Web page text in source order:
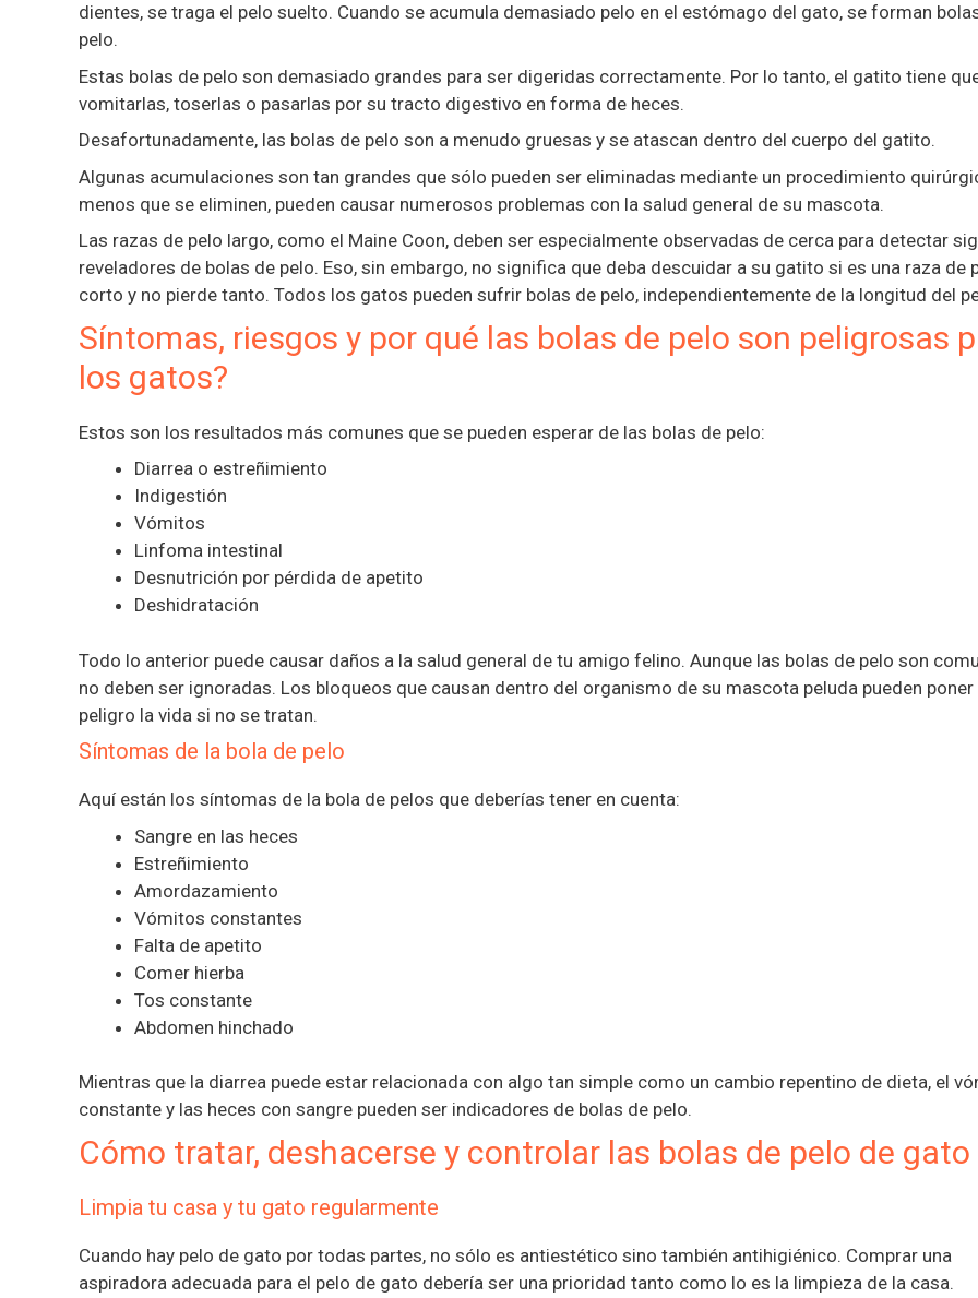
dientes, se traga el pelo suelto. Cuando se acumula demasiado pelo en el estómago del gato, se forman
pelo.
Estas bolas de pelo son demasiado grandes para ser digeridas correctamente. Por lo tanto, el gatito tiene
vomitarlas, toserlas o pasarlas por su tracto digestivo en forma de heces.
Desafortunadamente, las bolas de pelo son a menudo gruesas y se atascan dentro del cuerpo del gatito.
Algunas acumulaciones son tan grandes que sólo pueden ser eliminadas mediante un procedimiento
menos que se eliminen, pueden causar numerosos problemas con la salud general de su mascota.
Las razas de pelo largo, como el Maine Coon, deben ser especialmente observadas de cerca para detectar
reveladores de bolas de pelo. Eso, sin embargo, no significa que deba descuidar a su gatito si es una raza de
corto y no pierde tanto. Todos los gatos pueden sufrir bolas de pelo, independientemente de la longitud del
Síntomas, riesgos y por qué las bolas de pelo son peligrosas
los gatos?
Estos son los resultados más comunes que se pueden esperar de las bolas de pelo:
Diarrea o estreñimiento
Indigestión
Vómitos
Linfoma intestinal
Desnutrición por pérdida de apetito
Deshidratación
Todo lo anterior puede causar daños a la salud general de tu amigo felino. Aunque las bolas de pelo son
no deben ser ignoradas. Los bloqueos que causan dentro del organismo de su mascota peluda pueden poner
peligro la vida si no se tratan.
Síntomas de la bola de pelo
Aquí están los síntomas de la bola de pelos que deberías tener en cuenta:
Sangre en las heces
Estreñimiento
Amordazamiento
Vómitos constantes
Falta de apetito
Comer hierba
Tos constante
Abdomen hinchado
Mientras que la diarrea puede estar relacionada con algo tan simple como un cambio repentino de dieta, el
constante y las heces con sangre pueden ser indicadores de bolas de pelo.
Cómo tratar, deshacerse y controlar las bolas de pelo de gato
Limpia tu casa y tu gato regularmente
Cuando hay pelo de gato por todas partes, no sólo es antiestético sino también antihigiénico. Comprar una
aspiradora adecuada para el pelo de gato debería ser una prioridad tanto como lo es la limpieza de la casa.